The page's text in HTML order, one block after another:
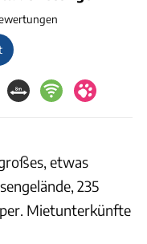
etwas
235
Mietunterkünfte